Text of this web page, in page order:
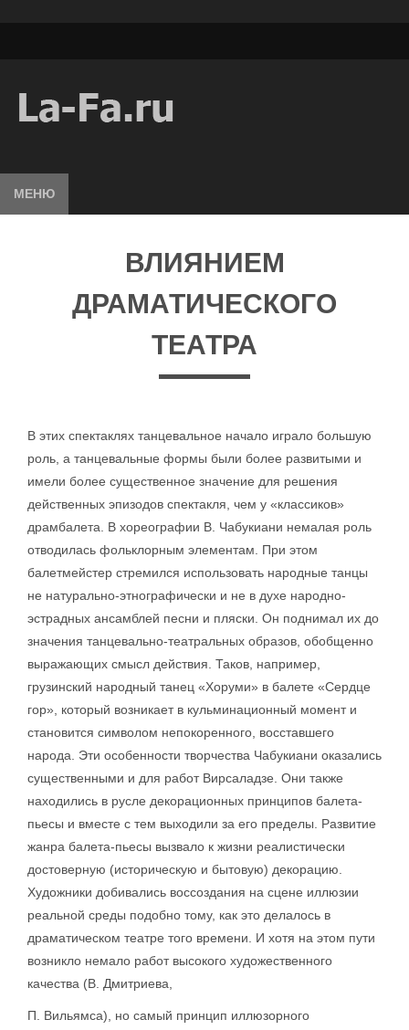
МЕНЮ
ВЛИЯНИЕМ
ДРАМАТИЧЕСКОГО
ТЕАТРА
В этих спектаклях танцевальное начало играло большую
роль, а танцевальные формы были более развитыми и
имели более существенное значение для решения
действенных эпизодов спектакля, чем у «классиков»
драмбалета. В хореографии В. Чабукиани немалая роль
отводилась фольклорным элементам. При этом
балетмейстер стремился использовать народные танцы
не натурально-этнографически и не в духе народно-
эстрадных ансамблей песни и пляски. Он поднимал их до
значения танцевально-театральных образов, обобщенно
выражающих смысл действия. Таков, например,
грузинский народный танец «Хоруми» в балете «Сердце
гор», который возникает в кульминационный момент и
становится символом непокоренного, восставшего
народа. Эти особенности творчества Чабукиани оказались
существенными и для работ Вирсаладзе. Они также
находились в русле декорационных принципов балета-
пьесы и вместе с тем выходили за его пределы. Развитие
жанра балета-пьесы вызвало к жизни реалистически
достоверную (историческую и бытовую) декорацию.
Художники добивались воссоздания на сцене иллюзии
реальной среды подобно тому, как это делалось в
драматическом театре того времени. И хотя на этом пути
возникло немало работ высокого художественного
качества (В. Дмитриева,
П. Вильямса), но самый принцип иллюзорного